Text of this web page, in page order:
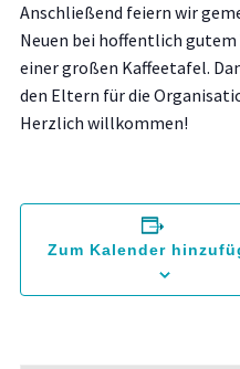
Anschließend feiern wir
Neuen bei hoffentlich
einer großen Kaffeetafel.
den Eltern für die
Herzlich willkommen!
Zum Kalender